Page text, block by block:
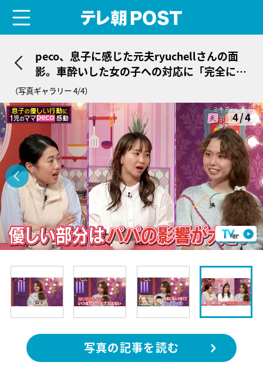
peco、息子に感じた元夫ryuchellさんの面
影。車酔いした女の子への対応に「完全にこ
れは私じゃない」
（写真ギャラリー 4/4）
4/4
写真の記事を読む